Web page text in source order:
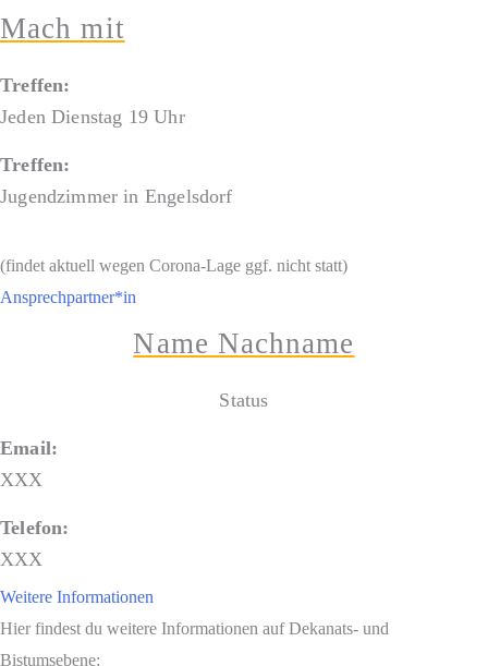
Mach mit
Tref­fen:
Jeden Diens­tag 19 Uhr
Tref­fen:
Jugend­zim­mer in Engelsdorf
(fin­det aktu­ell wegen Coro­na-Lage ggf. nicht statt)
Ansprechpartner*in
Name Nach­na­me
Sta­tus
Email:
XXX
Tele­fon:
XXX
Wei­te­re Informationen
Hier fin­dest du wei­te­re Infor­ma­tio­nen auf Deka­nats- und
Bistumsebene: